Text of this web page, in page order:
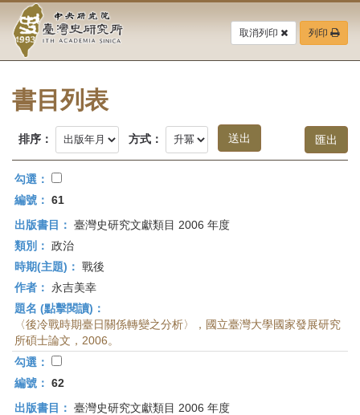
要
中
央
研
究
院-
臺
灣
史
研
究
所-
首
頁
取消列印 列印
書目列表
排序： 方式：
勾選：
編號： 61
出版書目： 臺灣史研究文獻類目 2006 年度
類別： 政治
時期(主題)： 戰後
作者：
永吉美幸
題名 (點擊閱讀)：
〈後冷戰時期臺日關係轉變之分析〉，國立臺灣大學國家發展研究
所碩士論文，2006。
勾選：
編號： 62
出版書目： 臺灣史研究文獻類目 2006 年度